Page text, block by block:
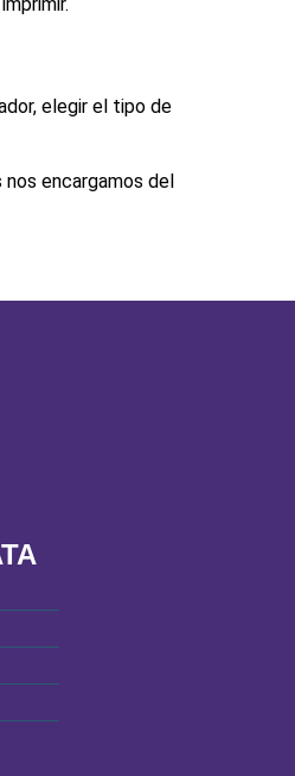
elegir el tipo de
nos encargamos del